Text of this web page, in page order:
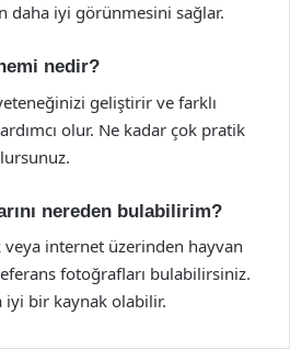
daha iyi görünmesini sağlar.
nedir?
geliştirir ve farklı
olur. Ne kadar çok pratik
nereden bulabilirim?
internet üzerinden hayvan
fotoğrafları bulabilirsiniz.
iyi bir kaynak olabilir.